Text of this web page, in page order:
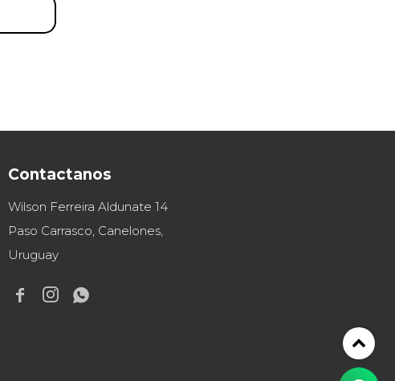
Contactanos
Wilson Ferreira Aldunate 14
Paso Carrasco, Canelones,
Uruguay
  